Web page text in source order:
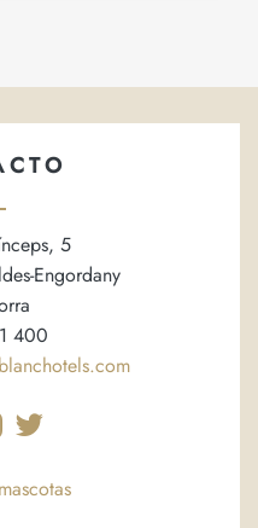
5
Engordany
400